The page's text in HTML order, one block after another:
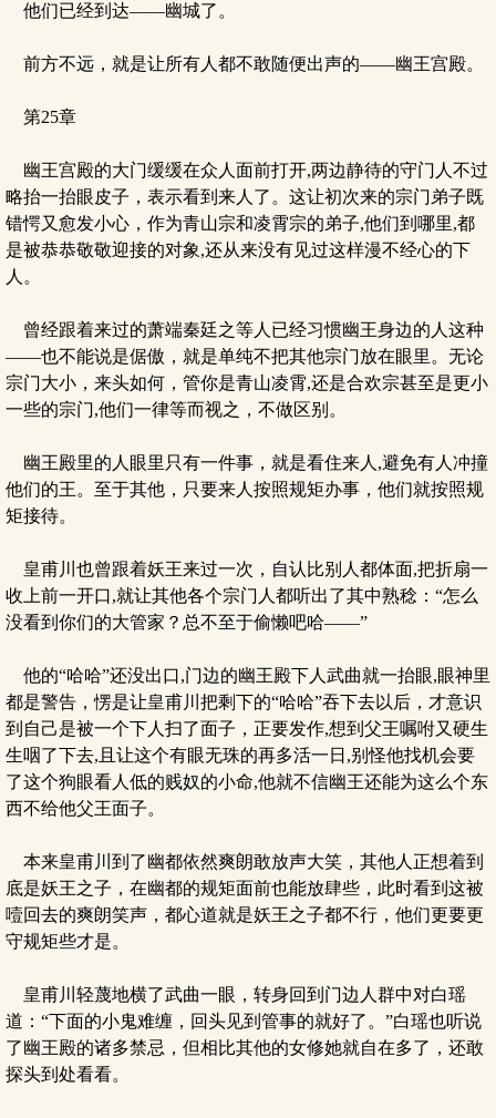
他们已经到达——幽城了。
前方不远，就是让所有人都不敢随便出声的——幽王宫殿。
第25章
幽王宫殿的大门缓缓在众人面前打开,两边静待的守门人不过
略抬一抬眼皮子，表示看到来人了。这让初次来的宗门弟子既
错愕又愈发小心，作为青山宗和凌霄宗的弟子,他们到哪里,都
是被恭恭敬敬迎接的对象,还从来没有见过这样漫不经心的下
人。
曾经跟着来过的萧端秦廷之等人已经习惯幽王身边的人这种
——也不能说是倨傲，就是单纯不把其他宗门放在眼里。无论
宗门大小，来头如何，管你是青山凌霄,还是合欢宗甚至是更小
一些的宗门,他们一律等而视之，不做区别。
幽王殿里的人眼里只有一件事，就是看住来人,避免有人冲撞
他们的王。至于其他，只要来人按照规矩办事，他们就按照规
矩接待。
皇甫川也曾跟着妖王来过一次，自认比别人都体面,把折扇一
收上前一开口,就让其他各个宗门人都听出了其中熟稔：“怎么
没看到你们的大管家？总不至于偷懒吧哈——”
他的“哈哈”还没出口,门边的幽王殿下人武曲就一抬眼,眼神里
都是警告，愣是让皇甫川把剩下的“哈哈”吞下去以后，才意识
到自己是被一个下人扫了面子，正要发作,想到父王嘱咐又硬生
生咽了下去,且让这个有眼无珠的再多活一日,别怪他找机会要
了这个狗眼看人低的贱奴的小命,他就不信幽王还能为这么个东
西不给他父王面子。
本来皇甫川到了幽都依然爽朗敢放声大笑，其他人正想着到
底是妖王之子，在幽都的规矩面前也能放肆些，此时看到这被
噎回去的爽朗笑声，都心道就是妖王之子都不行，他们更要更
守规矩些才是。
皇甫川轻蔑地横了武曲一眼，转身回到门边人群中对白瑶
道：“下面的小鬼难缠，回头见到管事的就好了。”白瑶也听说
了幽王殿的诸多禁忌，但相比其他的女修她就自在多了，还敢
探头到处看看。